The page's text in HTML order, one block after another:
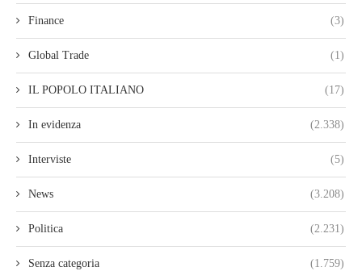
Finance (3)
Global Trade (1)
IL POPOLO ITALIANO (17)
In evidenza (2.338)
Interviste (5)
News (3.208)
Politica (2.231)
Senza categoria (1.759)